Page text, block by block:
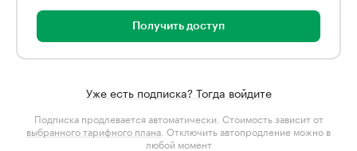
Получить доступ
Уже есть подписка? Тогда войдите
Подписка продлевается автоматически. Стоимость зависит от
выбранного тарифного плана . Отключить автопродление можно в
любой момент